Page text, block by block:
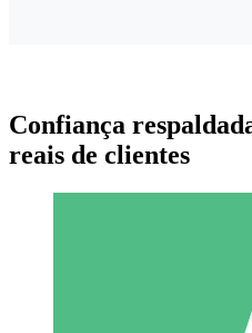
Pacotes de
Confiança
reais de clientes